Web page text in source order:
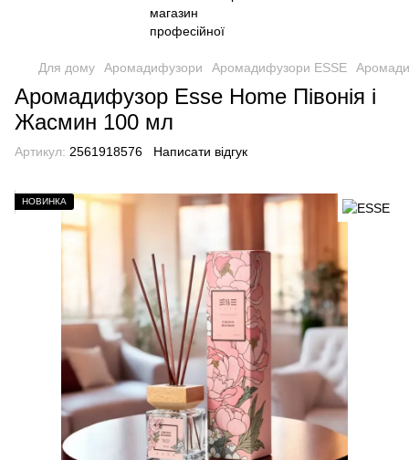
Для дому Аромадифузори Аромадифузори ESSE
Аромадифузор Esse Home Півонія і
Жасмин 100 мл
Артикул: 2561918576 Написати відгук
НОВИНКА